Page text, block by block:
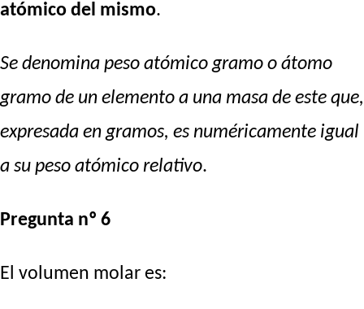
atómico del mismo.
Se denomina peso atómico gramo o átomo
gramo de un elemento a una masa de este que,
expresada en gramos, es numéricamente igual
a su peso atómico relativo.
Pregunta nº 6
El volumen molar es: